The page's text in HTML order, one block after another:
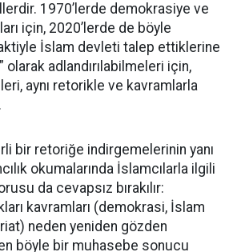
1970’lerde demokrasiye ve
için, 2020’lerde de böyle
İslam devleti talep ettiklerine
olarak adlandırılabilmeleri için,
aynı retorikle ve kavramlarla
bir retoriğe indirgemelerinin yanı
okumalarında İslamcılarla ilgili
da cevapsız bırakılır:
kavramları (demokrasi, İslam
neden yeniden gözden
böyle bir muhasebe sonucu